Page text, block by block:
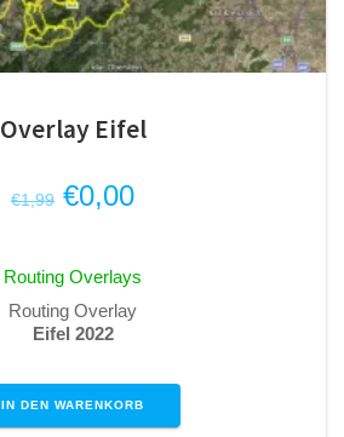
Overlay Eifel
€1,99 Ursprünglicher
war:
€1,99
€0,00Aktueller
Routing Overlays
Routing Overlay
Eifel 2022
IN DEN WARENKORB